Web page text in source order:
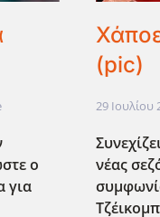
ο
για
(pic)
29 Ιουλίου
νέας